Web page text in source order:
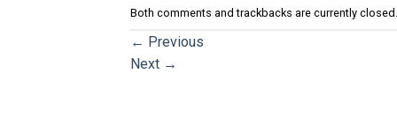
Both comments and trackbacks are currently closed.
← Previous
Next →